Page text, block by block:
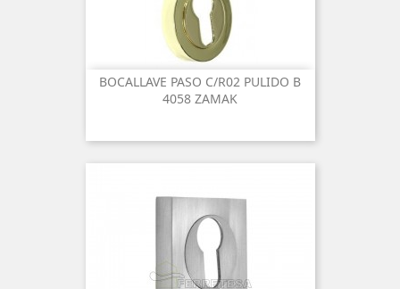
BOCALLAVE PASO C/R02 PULIDO B
4058 ZAMAK